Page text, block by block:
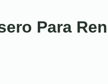
Para